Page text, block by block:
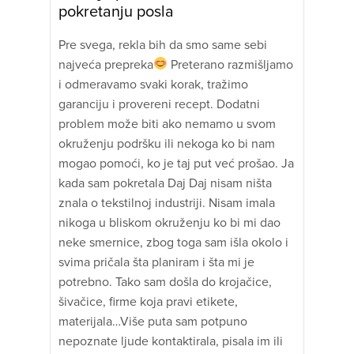
pokretanju posla
Pre svega, rekla bih da smo same sebi
najveća prepreka
Preterano razmišljamo
i odmeravamo svaki korak, tražimo
garanciju i provereni recept. Dodatni
problem može biti ako nemamo u svom
okruženju podršku ili nekoga ko bi nam
mogao pomoći, ko je taj put već prošao. Ja
kada sam pokretala Daj Daj nisam ništa
znala o tekstilnoj industriji. Nisam imala
nikoga u bliskom okruženju ko bi mi dao
neke smernice, zbog toga sam išla okolo i
svima pričala šta planiram i šta mi je
potrebno. Tako sam došla do krojačice,
šivačice, firme koja pravi etikete,
materijala…Više puta sam potpuno
nepoznate ljude kontaktirala, pisala im ili